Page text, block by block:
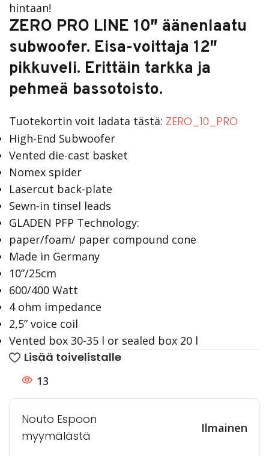
hintaan!
ZERO PRO LINE 10″ äänenlaatu
subwoofer. Eisa-voittaja 12″
pikkuveli. Erittäin tarkka ja
pehmeä bassotoisto.
Tuotekortin voit ladata tästä: ZERO_10_PRO
High-End Subwoofer
Vented die-cast basket
Nomex spider
Lasercut back-plate
Sewn-in tinsel leads
GLADEN PFP Technology:
paper/foam/ paper compound cone
Made in Germany
10”/25cm
600/400 Watt
4 ohm impedance
2,5” voice coil
Vented box 30-35 l or sealed box 20 l
Lisää toivelistalle
13
Nouto Espoon
myymälästä
Ilmainen